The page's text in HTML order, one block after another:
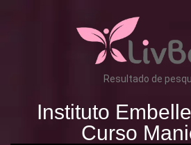
Resultado de
Instituto
Curso